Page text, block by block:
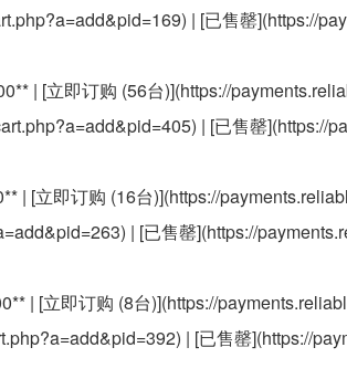
| [已售罄](https://
| [立即订购 (56台)](https://
| [已售罄](https://
| [立即订购 (16台)](https://
| [已售罄](https://
| [立即订购 (8台)](https://
| [已售罄](https://